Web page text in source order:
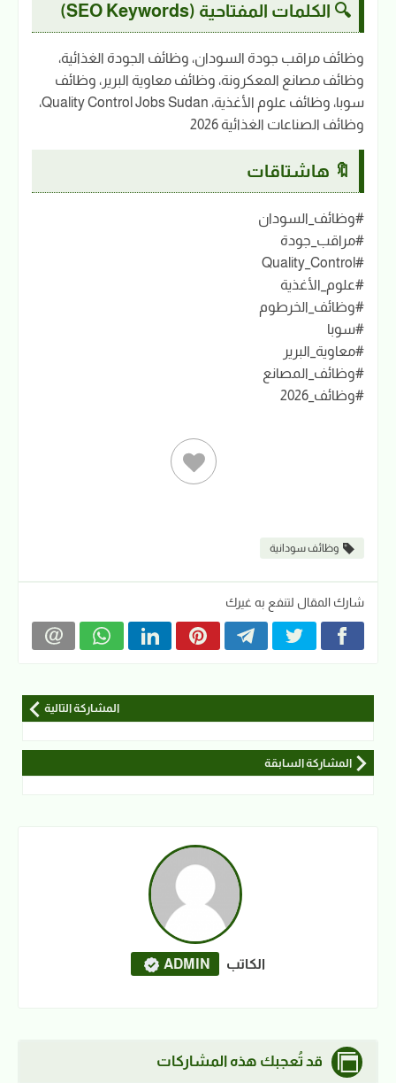
🔍 الكلمات المفتاحية (SEO Keywords)
وظائف مراقب جودة السودان، وظائف الجودة الغذائية،
وظائف مصانع المعكرونة، وظائف معاوية البرير، وظائف
سوبا، وظائف علوم الأغذية، Quality Control Jobs Sudan،
وظائف الصناعات الغذائية 2026
🔖 هاشتاقات
#وظائف_السودان
#مراقب_جودة
#Quality_Control
#علوم_الأغذية
#وظائف_الخرطوم
#سوبا
#معاوية_البرير
#وظائف_المصانع
#وظائف_2026
وظائف سودانية
شارك المقال لتنفع به غيرك
المشاركة التالية
المشاركة السابقة
الكاتب ADMIN
قد تُعجبك هذه المشاركات